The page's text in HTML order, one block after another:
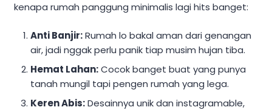
kenapa rumah panggung minimalis lagi hits banget:
Anti Banjir:Rumah lo bakal aman dari genangan
air, jadi nggak perlu panik tiap musim hujan tiba.
Hemat Lahan:Cocok banget buat yang punya
tanah mungil tapi pengen rumah yang lega.
Keren Abis:Desainnya unik dan instagramable,